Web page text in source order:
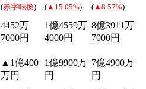
(赤字転換) ( ▲15.05%) ( ▲8.57%)
4452万
7000円
1億4559万
4000円
8億3911万
7000円
▲1億400
万円
1億9900万
円
7億4900万
円